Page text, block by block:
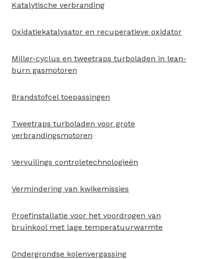
Katalytische verbranding
Oxidatiekatalysator en recuperatieve oxidator
Miller-cyclus en tweetraps turboladen in lean-
burn gasmotoren
Brandstofcel toepassingen
Tweetraps turboladen voor grote
verbrandingsmotoren
Vervuilings controletechnologieën
Vermindering van kwikemissies
Proefinstallatie voor het voordrogen van
bruinkool met lage temperatuurwarmte
Ondergrondse kolenvergassing